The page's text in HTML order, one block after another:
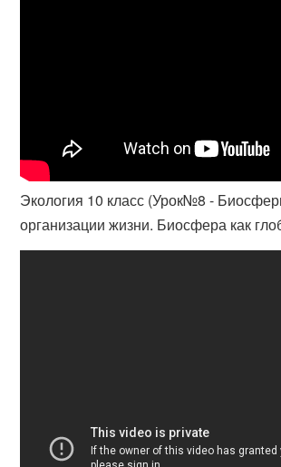
Экология 10 класс (Урок№8 -
организации жизни. Биосфера как